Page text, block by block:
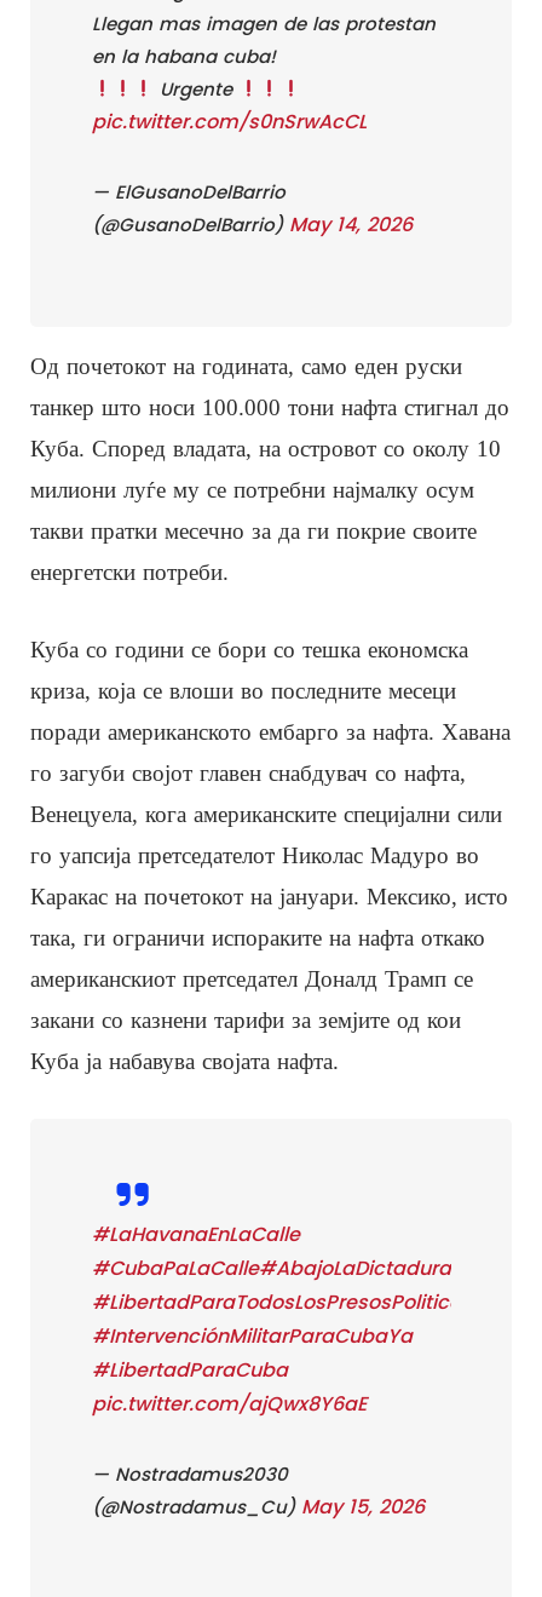
Llegan mas imagen de las protestan
en la habana cuba!
Urgente
pic.twitter.com/s0nSrwAcCL
— ElGusanoDelBarrio
(@GusanoDelBarrio) May 14, 2026
Од почетокот на годината, само еден руски
танкер што носи 100.000 тони нафта стигнал до
Куба. Според владата, на островот со околу 10
милиони луѓе му се потребни најмалку осум
такви пратки месечно за да ги покрие своите
енергетски потреби.
Куба со години се бори со тешка економска
криза, која се влоши во последните месеци
поради американското ембарго за нафта. Хавана
го загуби својот главен снабдувач со нафта,
Венецуела, кога американските специјални сили
го уапсија претседателот Николас Мадуро во
Каракас на почетокот на јануари. Мексико, исто
така, ги ограничи испораките на нафта откако
американскиот претседател Доналд Трамп се
закани со казнени тарифи за земјите од кои
Куба ја набавува својата нафта.
#LaHavanaEnLaCalle
#CubaPaLaCalle#AbajoLaDictadura
#LibertadParaTodosLosPresosPoliticos
#IntervenciónMilitarParaCubaYa
#LibertadParaCuba
pic.twitter.com/ajQwx8Y6aE
— Nostradamus2030
(@Nostradamus_Cu) May 15, 2026